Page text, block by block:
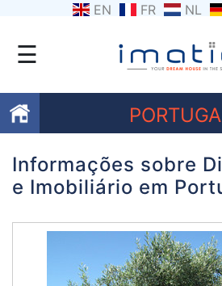
EN FR NL
☰
Favoritos
Contacte-
Informações sobre
e Imobiliário em